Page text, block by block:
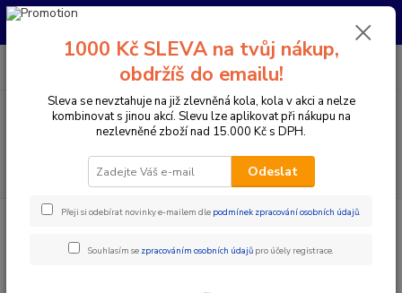
Pro nachystání kola / doplňků na prodejně si prosím zavolejte dopředu.
Menu
CZK
PO-PÁ 10:00-17:00 | SO: 9:00-12:00
Doplňky a helmy Cyklistické helmy
Integrální helmy
1000 Kč SLEVA na tvůj nákup,
obdržíš do emailu!
Sleva se nevztahuje na již zlevněná kola, kola v akci a nelze
kombinovat s jinou akcí. Slevu lze aplikovat při nákupu na
nezlevněné zboží nad 15.000 Kč s DPH.
Odeslat
Přeji si odebírat novinky e-mailem dle podmínek zpracování osobních údajů.
Souhlasím se zpracováním osobních údajů pro účely registrace.